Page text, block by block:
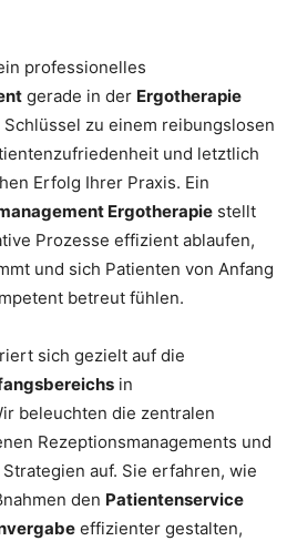
professionelles
gerade in der Ergotherapie
zu einem reibungslosen
und letztlich
Erfolg Ihrer Praxis. Ein
Ergotherapie stellt
Prozesse effizient ablaufen,
und sich Patienten von Anfang
betreut fühlen.
sich gezielt auf die
in
beleuchten die zentralen
Rezeptionsmanagements und
auf. Sie erfahren, wie
den Patientenservice
effizienter gestalten,